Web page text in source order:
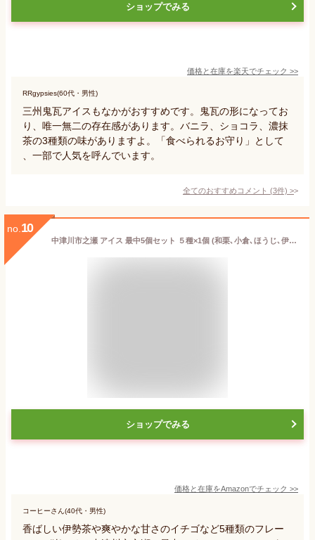
ショップでみる
価格と在庫を楽天でチェック >>
RRgypsies(60代・男性)
三州鬼瓦アイスもなかがおすすめです。鬼瓦の形になってお
り、唯一無二の存在感があります。バニラ、ショコラ、濃抹
茶の3種類の味がありますよ。「食べられるお守り」として
、一部で人気を呼んでいます。
全てのおすすめコメント (3件) >
no. 10
中津川市之瀬 アイス 最中5個セット ５種×1個 (和栗､小倉､ほうじ､伊勢茶､いちご) もなか アイスクリーム ギフト モナカ プレゼント 高級
ショップでみる
価格と在庫をAmazonでチェック >>
コーヒーさん(40代・男性)
香ばしい伊勢茶や爽やかな甘さのイチゴなど5種類のフレー